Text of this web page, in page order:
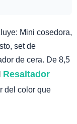
Mini cosedora,
set de
de cera. De 8,5
Resaltador
del color que